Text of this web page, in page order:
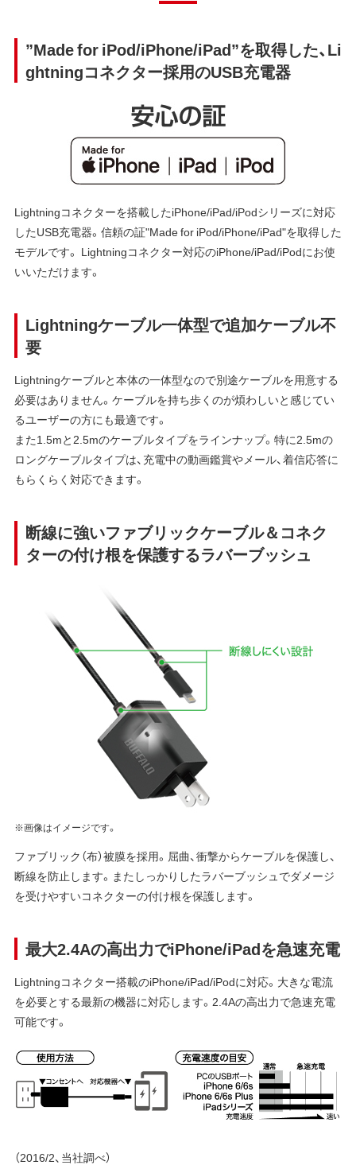
”Made for iPod/iPhone/iPad”を取得した、Li
ghtningコネクター採用のUSB充電器
Lightningコネクターを搭載したiPhone/iPad/iPodシリーズに対応
したUSB充電器。信頼の証"Made for iPod/iPhone/iPad"を取得した
モデルです。 Lightningコネクター対応のiPhone/iPad/iPodにお使
いいただけます。
Lightningケーブル一体型で追加ケーブル不
要
Lightningケーブルと本体の一体型なので別途ケーブルを用意する
必要はありません。ケーブルを持ち歩くのが煩わしいと感じてい
るユーザーの方にも最適です。
また1.5mと2.5mのケーブルタイプをラインナップ。特に2.5mの
ロングケーブルタイプは、充電中の動画鑑賞やメール、着信応答に
もらくらく対応できます。
断線に強いファブリックケーブル＆コネク
ターの付け根を保護するラバーブッシュ
※画像はイメージです。
ファブリック（布）被膜を採用。屈曲、衝撃からケーブルを保護し、
断線を防止します。またしっかりしたラバーブッシュでダメージ
を受けやすいコネクターの付け根を保護します。
最大2.4Aの高出力でiPhone/iPadを急速充電
Lightningコネクター搭載のiPhone/iPad/iPodに対応。大きな電流
を必要とする最新の機器に対応します。2.4Aの高出力で急速充電
可能です。
（2016/2、当社調べ）